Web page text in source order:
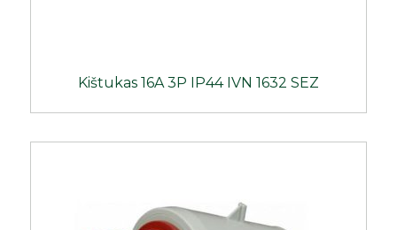
Kištukas 16A 3P IP44 IVN 1632 SEZ